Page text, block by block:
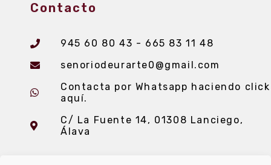
Contacto
945 60 80 43 - 665 83 11 48
senoriodeurarte0@gmail.com
Contacta por Whatsapp haciendo click
aquí.
C/ La Fuente 14, 01308 Lanciego,
Álava